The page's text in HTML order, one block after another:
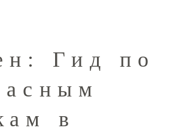
Гид по
в